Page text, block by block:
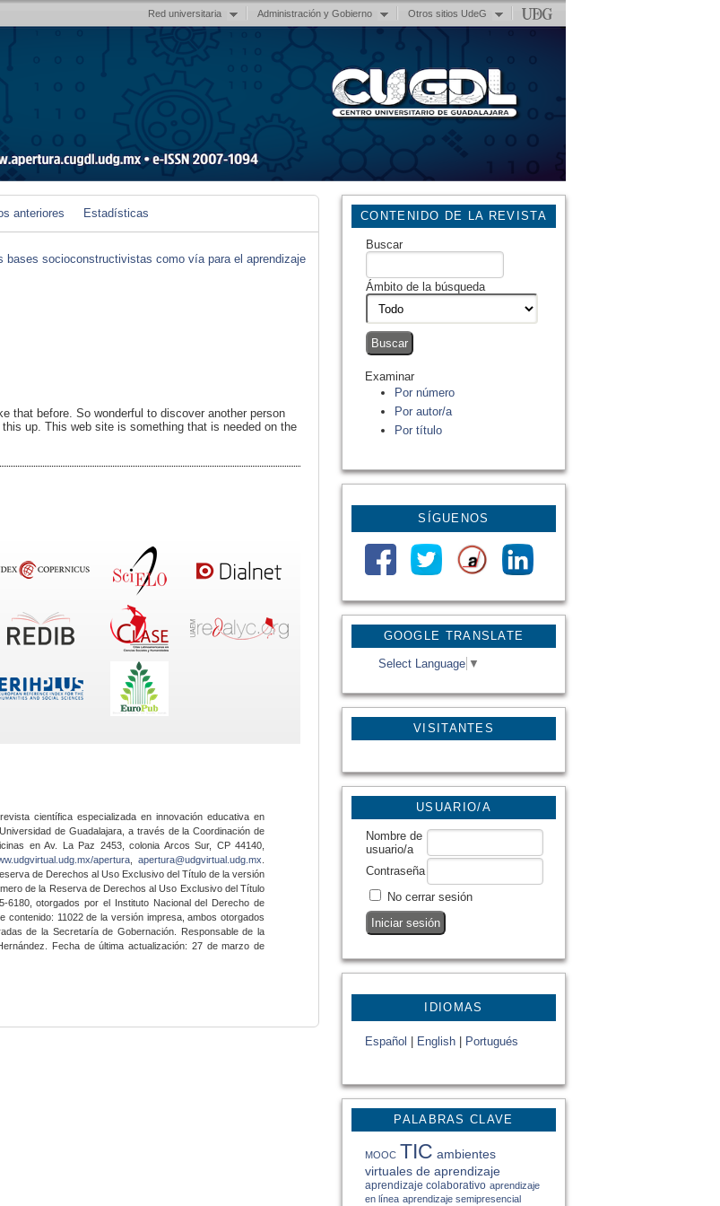
Red universitaria Administración y Gobierno Otros sitios UdeG
GOOGLE TRANSLATE
Select Language ▼
VISITANTES
CONTENIDO DE LA REVISTA
Buscar
Ámbito de la búsqueda
Examinar
Por número
Por autor/a
Por título
SÍGUENOS
USUARIO/A
Nombre de
usuario/a
Contraseña
No cerrar sesión
IDIOMAS
Español English Portugués
PALABRAS CLAVE
MOOC TIC ambientes
virtuales de aprendizaje
aprendizaje colaborativo aprendizaje
en línea aprendizaje semipresencial
anteriores Estadísticas
socioconstructivistas como vía para el aprendizaje
that before. So wonderful to discover another person
up. This web site is something that is needed on the
científica especializada en innovación educativa en
de Guadalajara, a través de la Coordinación de
en Av. La Paz 2453, colonia Arcos Sur, CP 44140,
apertura apertura@udgvirtual.udg.mx
de Derechos al Uso Exclusivo del Título de la versión
de la Reserva de Derechos al Uso Exclusivo del Título
6180, otorgados por el Instituto Nacional del Derecho de
contenido: 11022 de la versión impresa, ambos otorgados
de la Secretaría de Gobernación. Responsable de la
Fecha de última actualización: 27 de marzo de